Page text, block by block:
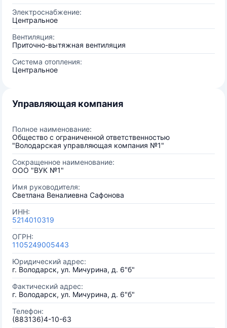
Электроснабжение:
Центральное
Вентиляция:
Приточно-вытяжная вентиляция
Система отопления:
Центральное
Управляющая компания
Полное наименование:
Общество с ограниченной ответственностью
"Володарская управляющая компания №1"
Сокращенное наименование:
ООО "ВУК №1"
Имя руководителя:
Светлана Веналиевна Сафонова
ИНН:
5214010319
ОГРН:
1105249005443
Юридический адрес:
г. Володарск, ул. Мичурина, д. 6"б"
Фактический адрес:
г. Володарск, ул. Мичурина, д. 6"б"
Телефон:
(883136)4-10-63